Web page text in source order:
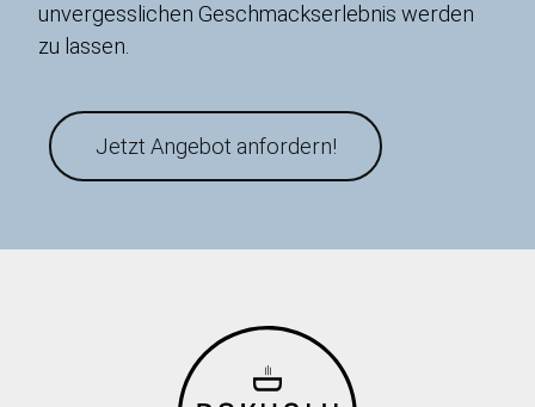
unvergesslichen Geschmackserlebnis werden
zu lassen.
Jetzt Angebot anfordern!